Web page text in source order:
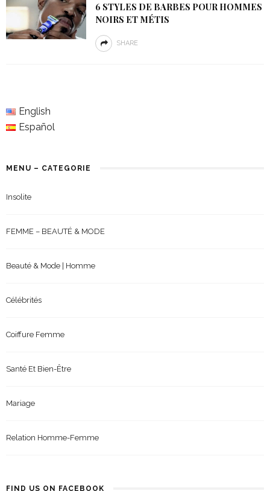
6 STYLES DE BARBES POUR HOMMES
NOIRS ET MÉTIS
SHARE
English
Español
MENU – CATEGORIE
Insolite
FEMME – BEAUTÉ & MODE
Beauté & Mode | Homme
Célébrités
Coiffure Femme
Santé Et Bien-Être
Mariage
Relation Homme-Femme
FIND US ON FACEBOOK